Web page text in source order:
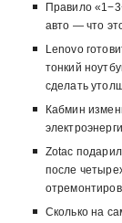
Правило
авто — что
Lenovo
тонкий
сделать
Кабмин
Zotac
после
Сколько на